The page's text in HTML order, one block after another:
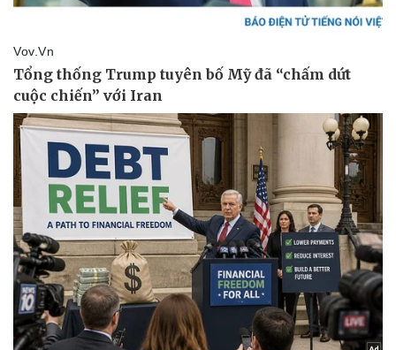
Vụ án
Tin nóng
Tư vấn luật
Quân sự - Quốc phòng
Việt Nam
Phân tích